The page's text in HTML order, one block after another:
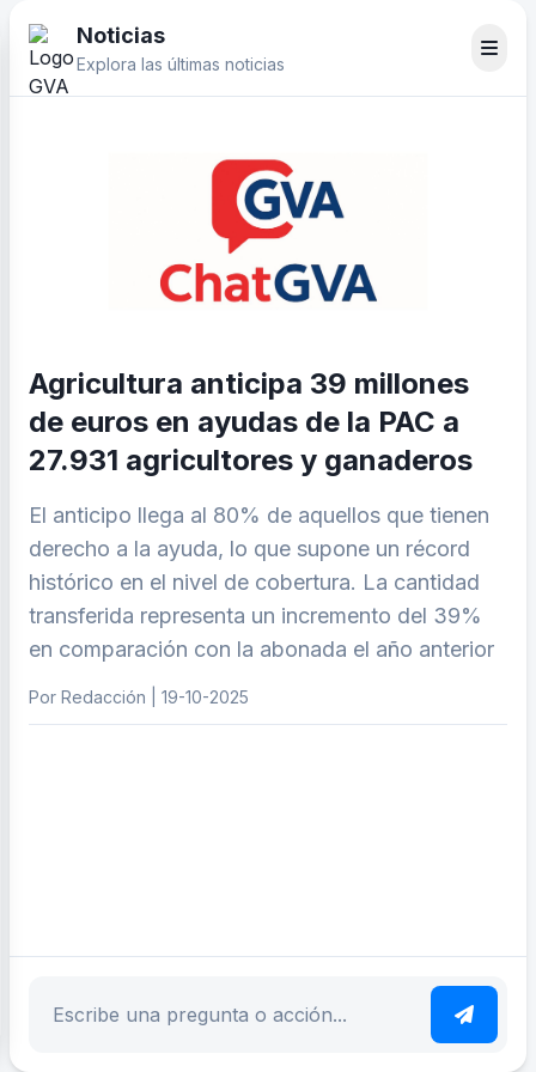
Noticias
Explora las últimas noticias
Agricultura anticipa 39 millones
de euros en ayudas de la PAC a
27.931 agricultores y ganaderos
El anticipo llega al 80% de aquellos que tienen
derecho a la ayuda, lo que supone un récord
histórico en el nivel de cobertura. La cantidad
transferida representa un incremento del 39%
en comparación con la abonada el año anterior
Por Redacción | 19-10-2025
Escribe tu pregunta